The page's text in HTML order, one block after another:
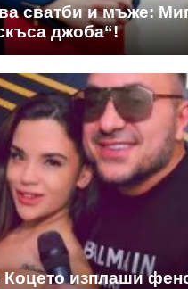
сватби и мъже:
джоба“!
изплаши